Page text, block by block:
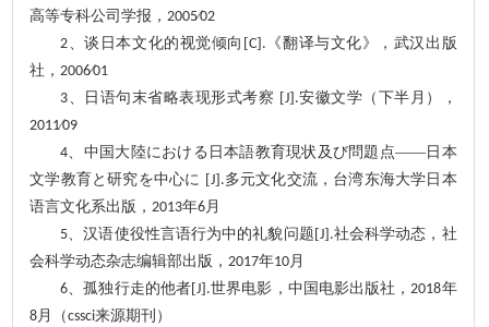
高等专科公司学报 ，2005∕02
2、谈日本文化的视觉倾向 [C] . 《翻译与文化》，武汉出版
社 ，2006∕01
3、 日语句末省略表现形式考察 [J] .安徽文学（下半月）
，
2011∕09
4、 中国大陸における日本語教育現状及び問題点――日本
文学教育と研究を中心に [J] .多元文化交流， 台湾东海大学日本
语言文化系出版 ，2013年6月
5、汉语使役性言语行为中的礼貌问题 [J] .社会科学动态，社
会科学动态杂志编辑部出版，2017年10月
6、孤独行走的他者[J] .世界电影，中国电影出版社，2018年
8月（cssci来源期刊）